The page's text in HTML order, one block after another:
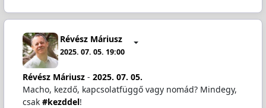
Révész Máriusz
2025. 07. 05. 19:00
Révész Máriusz- 2025. 07. 05.
Macho, kezdő, kapcsolatfüggő vagy nomád? Mindegy,
csak #kezddel!